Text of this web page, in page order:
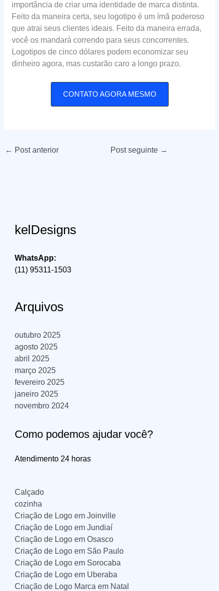
importância de criar uma identidade de marca distinta.
Feito da maneira certa, seu logotipo é um ímã poderoso
que atrai seus clientes ideais. Feito da maneira errada,
você os mandará correndo para seus concorrentes.
Logotipos de cinco dólares podem economizar seu
dinheiro agora, mas custarão caro a longo prazo.
CONTATO AGORA MESMO
← Post anterior Post seguinte →
kelDesigns
WhatsApp:
(11) 95311-1503
Arquivos
outubro 2025
agosto 2025
abril 2025
março 2025
fevereiro 2025
janeiro 2025
novembro 2024
Como podemos ajudar você?
Atendimento 24 horas
Calçado
cozinha
Criação de Logo em Joinville
Criação de Logo em Jundiaí
Criação de Logo em Osasco
Criação de Logo em São Paulo
Criação de Logo em Sorocaba
Criação de Logo em Uberaba
Criação de Logo Marca em Natal